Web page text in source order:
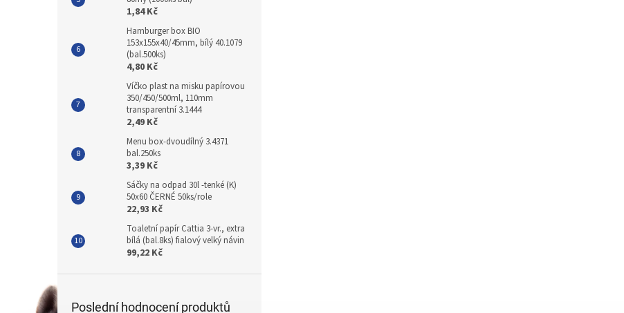
1,84 Kč
Hamburger box BIO
153x155x40/45mm, bílý 40.1079
(bal.500ks)
4,80 Kč
Víčko plast na misku papírovou
350/450/500ml, 110mm
transparentní 3.1444
2,49 Kč
Menu box-dvoudílný 3.4371
bal.250ks
3,39 Kč
Sáčky na odpad 30l -tenké (K)
50x60 ČERNÉ 50ks/role
22,93 Kč
Toaletní papír Cattia 3-vr., extra
bílá (bal.8ks) fialový velký návin
99,22 Kč
Poslední hodnocení produktů